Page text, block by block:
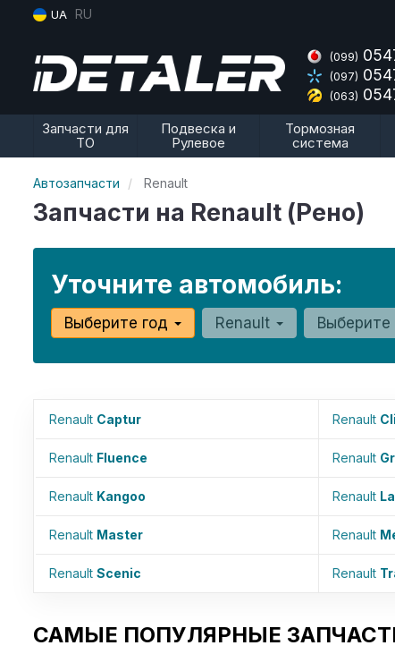
UA RU
(099)
(097)
(063)
Запчасти для
ТО
Подвеска и
Рулевое
Тормозная
система
Автозапчасти Renault
Запчасти на Renault (Рено)
Уточните автомобиль:
Выберите год Renault
Renault Captur Renault
Renault Fluence Renault
Renault Kangoo Renault
Renault Master Renault
Renault Scenic Renault
САМЫЕ ПОПУЛЯРНЫЕ